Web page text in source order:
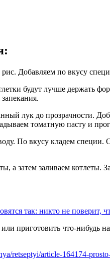
Добавляем по вкусу
томатную пасту и
так: никто не
приготовить что-нибудь
retseptyi/article-164174-